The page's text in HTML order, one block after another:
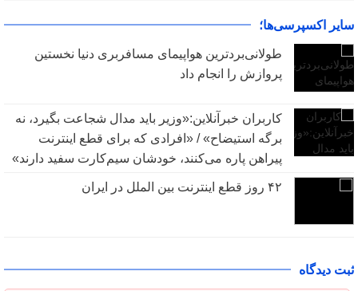
سایر اکسپرسی‌ها؛
طولانی‌بردترین هواپیمای مسافربری دنیا نخستین
پروازش را انجام داد
کاربران خبرآنلاین:«وزیر باید مدال شجاعت بگیرد، نه
برگه استیضاح» / «افرادی که برای قطع اینترنت
پیراهن پاره می‌کنند، خودشان سیم‌کارت سفید دارند»
۴۲ روز قطع اینترنت بین الملل در ایران
ثبت دیدگاه